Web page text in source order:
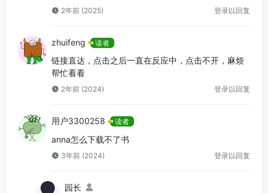
2年前 (2025) 登录以回复
zhuifeng 读者
链接直达，点击之后一直在反应中，点击不开，麻烦
帮忙看看
2年前 (2024) 登录以回复
用户3300258 读者
anna怎么下载不了书
3年前 (2024) 登录以回复
园长